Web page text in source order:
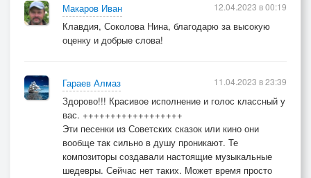
Макаров Иван
Клавдия, Соколова Нина, благодарю за высокую
оценку и добрые слова!
12.04.2023 в 00:19
Гараев Алмаз
Здорово!!! Красивое исполнение и голос классный у
вас. ++++++++++++++++++
Эти песенки из Советских сказок или кино они
вообще так сильно в душу проникают. Те
композиторы создавали настоящие музыкальные
шедевры. Сейчас нет таких. Может время просто
11.04.2023 в 23:39